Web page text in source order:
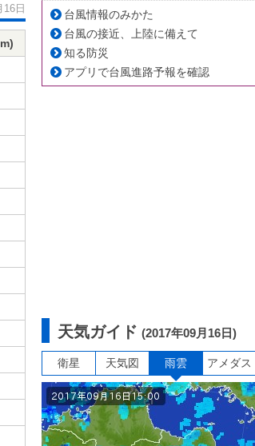
16日
台風情報のみかた
台風の接近、上陸に備えて
知る防災
アプリで台風進路予報を確認
天気ガイド (2017年09月16日)
衛星 天気図 雨雲 アメダス